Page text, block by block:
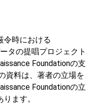
令時における
タの提唱プロジェクト
Foundationの支
資料は、著者の立場を
Foundationの立
ます。